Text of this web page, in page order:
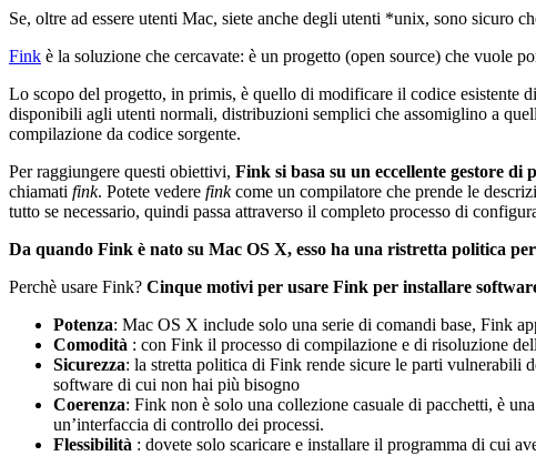
Se, oltre ad essere utenti Mac, siete anche degli utenti *unix, sono sicuro
Fink è la soluzione che cercavate: è un progetto (open source) che
Lo scopo del progetto, in primis, è quello di modificare il codice esistente
disponibili agli utenti normali, distribuzioni semplici che assomiglino a
compilazione da codice sorgente.
Per raggiungere questi obiettivi, Fink si basa su un eccellente gestore
chiamati fink. Potete vedere finkcome un compilatore che prende le
tutto se necessario, quindi passa attraverso il completo processo di
Da quando Fink è nato su Mac OS X, esso ha una ristretta politica
Perchè usare Fink? Cinque motivi per usare Fink per installare
Potenza: Mac OS X include solo una serie di comandi base, Fink
Comodità : con Fink il processo di compilazione e di risoluzione
Sicurezza: la stretta politica di Fink rende sicure le parti vulnerabili
software di cui non hai più bisogno
Coerenza: Fink non è solo una collezione casuale di pacchetti, è
un’interfaccia di controllo dei processi.
Flessibilità : dovete solo scaricare e installare il programma di cui